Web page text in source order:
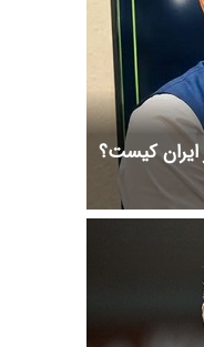
کیست؟